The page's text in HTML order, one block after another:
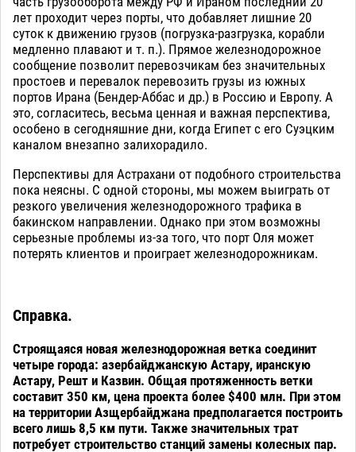
лет проходит через порты, что добавляет лишние 20
суток к движению грузов (погрузка-разгрузка, корабли
медленно плавают и т. п.). Прямое железнодорожное
сообщение позволит перевозчикам без значительных
простоев и перевалок перевозить грузы из южных
портов Ирана (Бендер-Аббас и др.) в Россию и Европу. А
это, согласитесь, весьма ценная и важная перспектива,
особено в сегодняшние дни, когда Египет с его Суэцким
каналом внезапно залихорадило.
Перспективы для Астрахани от подобного строительства
пока неясны. С одной стороны, мы можем выиграть от
резкого увеличения железнодорожного трафика в
бакинском направлении. Однако при этом возможны
серьезные проблемы из-за того, что порт Оля может
потерять клиентов и проиграет железнодорожникам.
Справка.
Строящаяся новая железнодорожная ветка соединит
четыре города: азербайджанскую Астару, иранскую
Астару, Решт и Казвин. Общая протяженность ветки
составит 350 км, цена проекта более $400 млн. При этом
на территории Азщербайджана предполагается построить
всего лишь 8,5 км пути. Также значительных трат
потребует строительство станций замены колесных пар.